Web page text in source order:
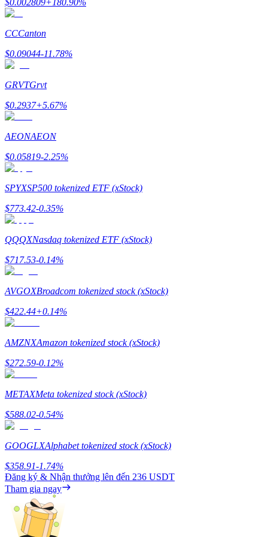
Staking
Lợi nhuận cao và truy cập ngay lập tức
Launchpool
Đặt cọc linh hoạt để kiếm được các token phổ biến.
$0.002809+ 180.90%
CCCanton
$0.09044-11.78%
GRVTGrvt
$0.2937+5.67%
AEONAEON
$0.05819-2.25%
SPYXSP500 tokenized ETF (xStock)
$773.42-0.35%
QQQXNasdaq tokenized ETF (xStock)
$717.53-0.14%
AVGOXBroadcom tokenized stock (xStock)
$422.44+0.14%
AMZNXAmazon tokenized stock (xStock)
$272.59-0.12%
METAXMeta tokenized stock (xStock)
$588.02-0.54%
GOOGLXAlphabet tokenized stock (xStock)
$358.91-1.74%
Đăng ký & Nhận thưởng lên đến 236 USDT
Tham gia ngay